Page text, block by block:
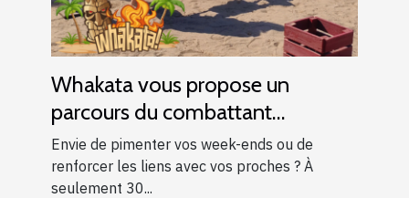
Whakata vous propose un
parcours du combattant
d’exception près d’Aix-en-
Provence !
Envie de pimenter vos week-ends ou de
renforcer les liens avec vos proches ? À
seulement 30...